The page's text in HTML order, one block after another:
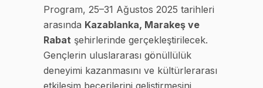
Program, 25–31 Ağustos 2025 tarihleri
arasında Kazablanka, Marakeş ve
Rabat şehirlerinde gerçekleştirilecek.
Gençlerin uluslararası gönüllülük
deneyimi kazanmasını ve kültürlerarası